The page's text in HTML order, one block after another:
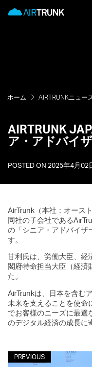
ホーム AIRTRUNKニュー
AIRTRUNK
ア・アドバイ
POSTED ON 2025年4月02
AirTrunk（本社：オース
同社の子会社である
の「シニア・アドバイザ
す。
甘利氏は、労働大臣、経
閣府特命担当大臣（経済
た。
AirTrunkは、日本を含む
未来を支えることを使命
でお客様のニーズに最適
のデジタル経済の成長に
PREVIOUS